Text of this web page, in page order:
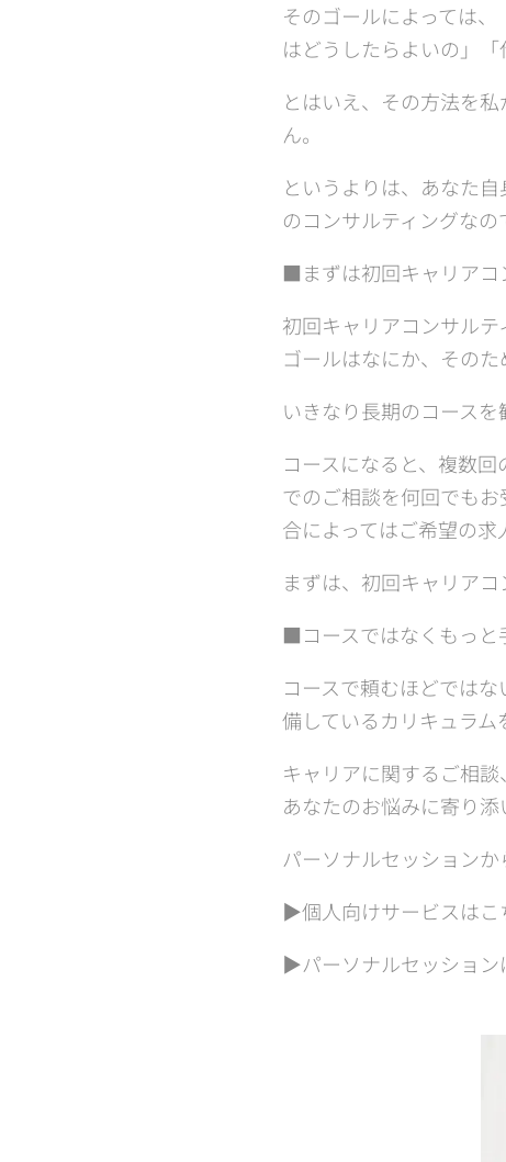
そのゴールによっては
はどうしたらよいの」
とはいえ、その方法を
ん。
というよりは、あなた
のコンサルティングなの
■まずは初回キャリアコ
初回キャリアコンサル
ゴールはなにか、その
いきなり長期のコースを
コースになると、複数
でのご相談を何回でも
合によってはご希望の求
まずは、初回キャリア
■コースではなくもっと
コースで頼むほどでは
備しているカリキュラム
キャリアに関するご相
あなたのお悩みに寄り添
パーソナルセッション
▶個人向けサービスはこ
▶パーソナルセッション